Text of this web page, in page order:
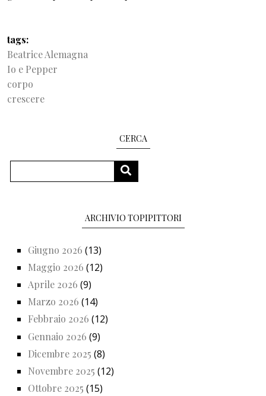
tags
Beatrice Alemagna
Io e Pepper
corpo
crescere
CERCA
CERCA
ARCHIVIO TOPIPITTORI
Giugno 2026 (13)
Maggio 2026 (12)
Aprile 2026 (9)
Marzo 2026 (14)
Febbraio 2026 (12)
Gennaio 2026 (9)
Dicembre 2025 (8)
Novembre 2025 (12)
Ottobre 2025 (15)